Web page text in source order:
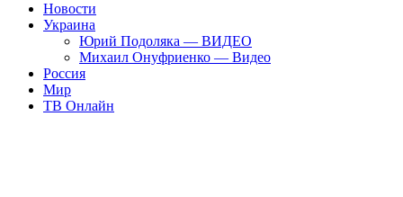
Новости
Украина
Юрий Подоляка — ВИДЕО
Михаил Онуфриенко — Видео
Россия
Мир
ТВ Онлайн